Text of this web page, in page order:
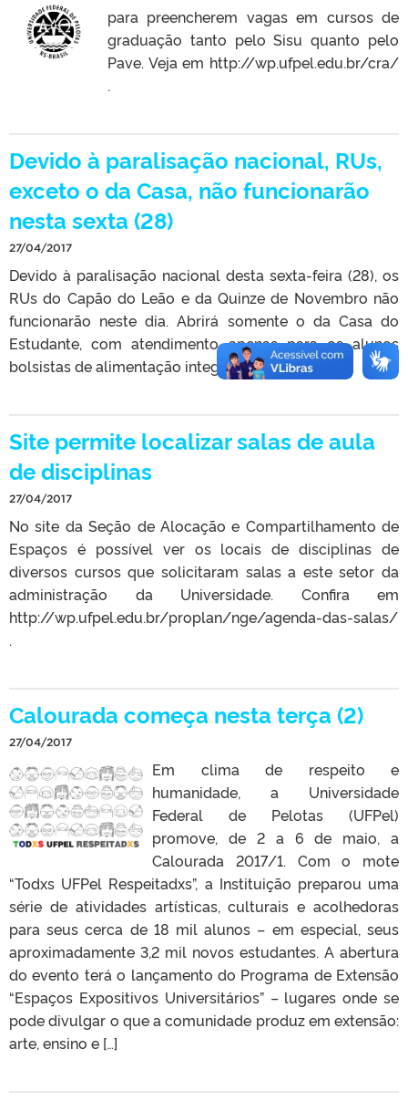
para preencherem vagas em cursos de
graduação tanto pelo Sisu quanto pelo
Pave. Veja em http://wp.ufpel.edu.br/cra/
.
Devido à paralisação nacional, RUs,
exceto o da Casa, não funcionarão
nesta sexta (28)
27/04/2017
Devido à paralisação nacional desta sexta-feira (28), os
RUs do Capão do Leão e da Quinze de Novembro não
funcionarão neste dia. Abrirá somente o da Casa do
Estudante, com atendimento apenas para os alunos
bolsistas de alimentação integral.
Site permite localizar salas de aula
de disciplinas
27/04/2017
No site da Seção de Alocação e Compartilhamento de
Espaços é possível ver os locais de disciplinas de
diversos cursos que solicitaram salas a este setor da
administração da Universidade. Confira em
http://wp.ufpel.edu.br/proplan/nge/agenda-das-salas/
.
Calourada começa nesta terça (2)
27/04/2017
Em clima de respeito e
humanidade, a Universidade
Federal de Pelotas (UFPel)
promove, de 2 a 6 de maio, a
Calourada 2017/1. Com o mote
“Todxs UFPel Respeitadxs”, a Instituição preparou uma
série de atividades artísticas, culturais e acolhedoras
para seus cerca de 18 mil alunos – em especial, seus
aproximadamente 3,2 mil novos estudantes. A abertura
do evento terá o lançamento do Programa de Extensão
“Espaços Expositivos Universitários” – lugares onde se
pode divulgar o que a comunidade produz em extensão:
arte, ensino e […]